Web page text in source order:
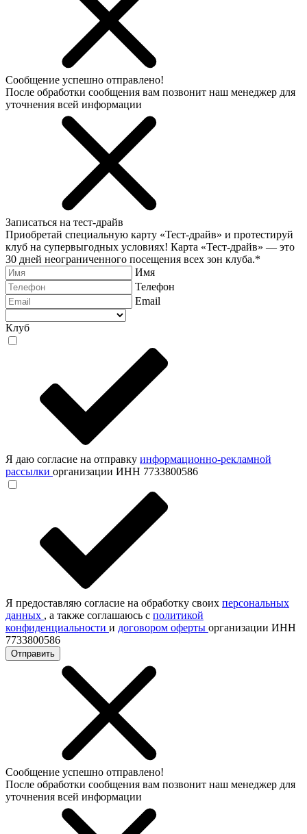
Сообщение успешно отправлено!
После обработки сообщения вам позвонит наш менеджер для
уточнения всей информации
Записаться на тест-драйв
Приобретай специальную карту «Тест-драйв» и протестируй
клуб на супервыгодных условиях! Карта «Тест-драйв» — это
30 дней неограниченного посещения всех зон клуба.*
Имя
Телефон
Email
Клуб
Я даю согласие на отправку информационно-рекламной
рассылки организации ИНН 7733800586
Я предоставляю согласие на обработку своих персональных
данных , а также соглашаюсь с политикой
конфиденциальности и договором оферты организации ИНН
7733800586
Отправить
Сообщение успешно отправлено!
После обработки сообщения вам позвонит наш менеджер для
уточнения всей информации